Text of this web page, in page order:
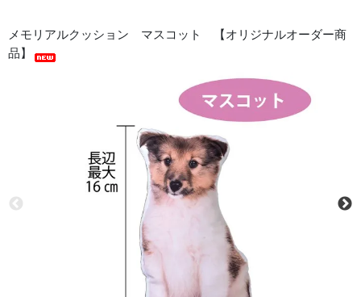
メモリアルクッション マスコット 【オリジナルオーダー商
品】